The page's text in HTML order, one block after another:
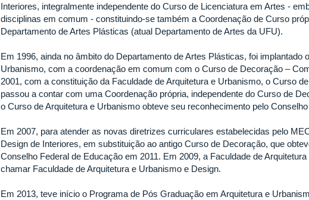
Interiores, integralmente independente do Curso de Licenciatura em Artes -
disciplinas em comum - constituindo-se também a Coordenação de Curso
Departamento de Artes Plásticas (atual Departamento de Artes da UFU).
Em 1996, ainda no âmbito do Departamento de Artes Plásticas, foi implantado
Urbanismo, com a coordenação em comum com o Curso de Decoração –
2001, com a constituição da Faculdade de Arquitetura e Urbanismo, o Curso
passou a contar com uma Coordenação própria, independente do Curso de
o Curso de Arquitetura e Urbanismo obteve seu reconhecimento pelo
Em 2007, para atender as novas diretrizes curriculares estabelecidas pelo
Design de Interiores, em substituição ao antigo Curso de Decoração, que
Conselho Federal de Educação em 2011. Em 2009, a Faculdade de
chamar Faculdade de Arquitetura e Urbanismo e Design.
Em 2013, teve início o Programa de Pós Graduação em Arquitetura e